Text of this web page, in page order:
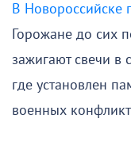
В Новороссийске
Горожане до сих
зажигают свечи в
где установлен
военных